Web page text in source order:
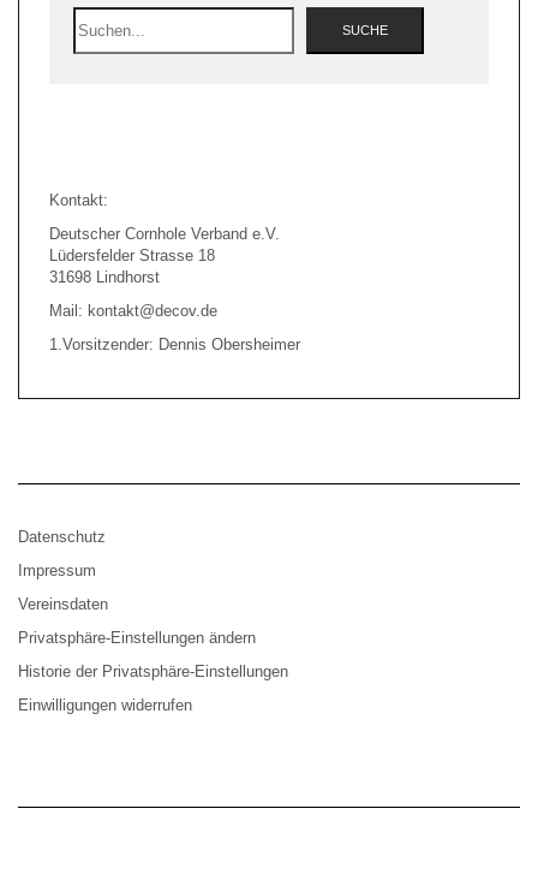
SUCHE
Kontakt:
Deutscher Cornhole Verband e.V.
Lüdersfelder Strasse 18
31698 Lindhorst
Mail: kontakt@decov.de
1.Vorsitzender: Dennis Obersheimer
Datenschutz
Impressum
Vereinsdaten
Privatsphäre-Einstellungen ändern
Historie der Privatsphäre-Einstellungen
Einwilligungen widerrufen